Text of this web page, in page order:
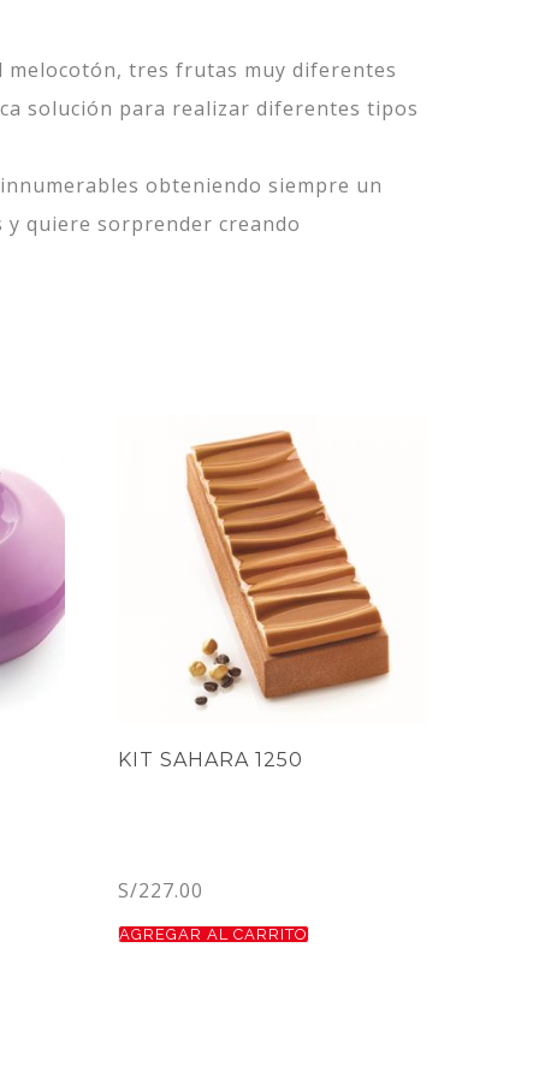
melocotón, tres frutas muy diferentes
solución para realizar diferentes tipos
obteniendo siempre un
y quiere sorprender creando
KIT SAHARA 1250
S/227.00
AGREGAR AL CARRITO